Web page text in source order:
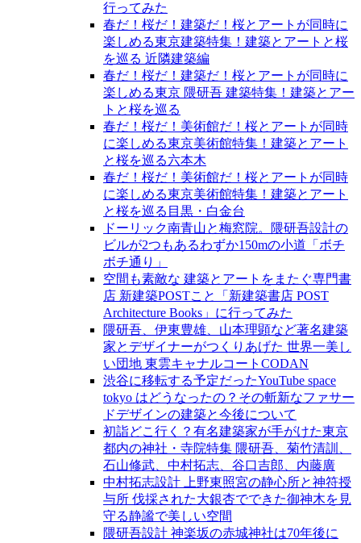
行ってみた
春だ！桜だ！建築だ！桜とアートが同時に
楽しめる東京建築特集！建築とアートと桜
を巡る 近隣建築編
春だ！桜だ！建築だ！桜とアートが同時に
楽しめる東京 隈研吾 建築特集！建築とアー
トと桜を巡る
春だ！桜だ！美術館だ！桜とアートが同時
に楽しめる東京美術館特集！建築とアート
と桜を巡る六本木
春だ！桜だ！美術館だ！桜とアートが同時
に楽しめる東京美術館特集！建築とアート
と桜を巡る目黒・白金台
ドーリック南青山と梅窓院。隈研吾設計の
ビルが2つもあるわずか150mの小道「ボチ
ボチ通り」
空間も素敵な 建築とアートをまたぐ専門書
店 新建築POSTこと「新建築書店 POST
Architecture Books」に行ってみた
隈研吾、伊東豊雄、山本理顕など著名建築
家とデザイナーがつくりあげた 世界一美し
い団地 東雲キャナルコートCODAN
渋谷に移転する予定だったYouTube space
tokyo はどうなったの？その斬新なファサー
ドデザインの建築と今後について
初詣どこ行く？有名建築家が手がけた東京
都内の神社・寺院特集 隈研吾、菊竹清訓、
石山修武、中村拓志、谷口吉郎、内藤廣
中村拓志設計 上野東照宮の静心所と神符授
与所 伐採された大銀杏でできた御神木を見
守る静謐で美しい空間
隈研吾設計 神楽坂の赤城神社は70年後に